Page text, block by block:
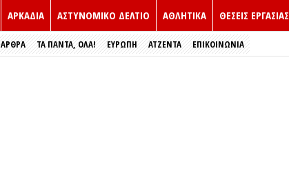
ΑΡΚΑΔΙΑ ΑΣΤΥΝΟΜΙΚΟ ΔΕΛΤΙΟ ΑΘΛΗΤΙΚΑ ΘΕΣΕΙΣ ΕΡΓΑΣΙΑΣ
ΑΡΘΡΑ ΤΑ ΠΑΝΤΑ, ΟΛΑ! ΕΥΡΏΠΗ ΑΤΖΕΝΤΑ ΕΠΙΚΟΙΝΩΝΙΑ